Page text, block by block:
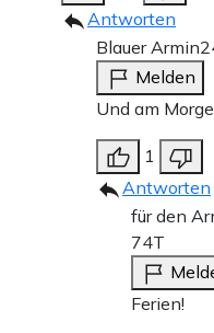
Antworten
Blauer Armin
Melden
Und am
1
Antworten
für den
74T
Ferien!